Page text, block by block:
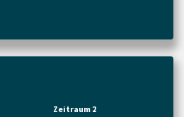
Zeitraum 2